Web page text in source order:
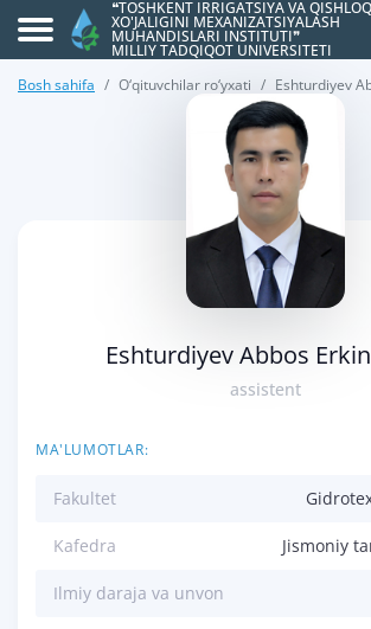
❝TOSHKENT IRRIGATSIYA VA QISHLOQ
XO'JALIGINI MEXANIZATSIYALASH
MUHANDISLARI INSTITUTI❞
MILLIY TADQIQOT UNIVERSITETI
Bosh sahifa O‘qituvchilar ro‘yxati Eshturdiyev
Eshturdiyev Abbos
assistent
MA'LUMOTLAR:
Fakultet
Kafedra Jismoniy
Ilmiy daraja va unvon